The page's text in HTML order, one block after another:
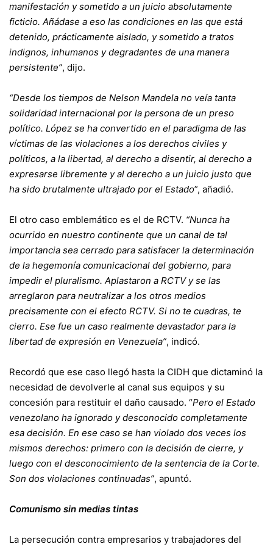
manifestación y sometido a un juicio absolutamente
ficticio. Añádase a eso las condiciones en las que está
detenido, prácticamente aislado, y sometido a tratos
indignos, inhumanos y degradantes de una manera
persistente”, dijo.
“Desde los tiempos de Nelson Mandela no veía tanta
solidaridad internacional por la persona de un preso
político. López se ha convertido en el paradigma de las
víctimas de las violaciones a los derechos civiles y
políticos, a la libertad, al derecho a disentir, al derecho a
expresarse libremente y al derecho a un juicio justo que
ha sido brutalmente ultrajado por el Estado”, añadió.
El otro caso emblemático es el de RCTV. “Nunca ha
ocurrido en nuestro continente que un canal de tal
importancia sea cerrado para satisfacer la determinación
de la hegemonía comunicacional del gobierno, para
impedir el pluralismo. Aplastaron a RCTV y se las
arreglaron para neutralizar a los otros medios
precisamente con el efecto RCTV. Si no te cuadras, te
cierro. Ese fue un caso realmente devastador para la
libertad de expresión en Venezuela”, indicó.
Recordó que ese caso llegó hasta la CIDH que dictaminó la
necesidad de devolverle al canal sus equipos y su
concesión para restituir el daño causado. “Pero el Estado
venezolano ha ignorado y desconocido completamente
esa decisión. En ese caso se han violado dos veces los
mismos derechos: primero con la decisión de cierre, y
luego con el desconocimiento de la sentencia de la Corte.
Son dos violaciones continuadas”, apuntó.
Comunismo sin medias tintas
La persecución contra empresarios y trabajadores del